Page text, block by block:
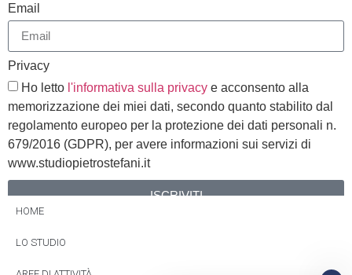
Email
Privacy
Ho letto l'informativa sulla privacy e acconsento alla
memorizzazione dei miei dati, secondo quanto stabilito dal
regolamento europeo per la protezione dei dati personali n.
679/2016 (GDPR), per avere informazioni sui servizi di
www.studiopietrostefani.it
ISCRIVITI
HOME
LO STUDIO